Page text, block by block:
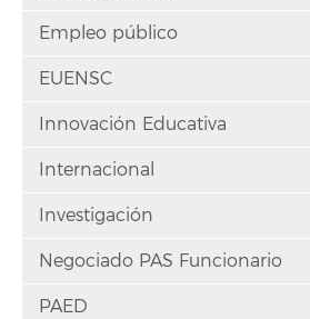
Empleo público
EUENSC
Innovación Educativa
Internacional
Investigación
Negociado PAS Funcionario
PAED